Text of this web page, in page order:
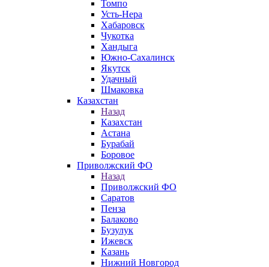
Томпо
Усть-Нера
Хабаровск
Чукотка
Хандыга
Южно-Сахалинск
Якутск
Удачный
Шмаковка
Казахстан
Назад
Казахстан
Астана
Бурабай
Боровое
Приволжский ФО
Назад
Приволжский ФО
Саратов
Пенза
Балаково
Бузулук
Ижевск
Казань
Нижний Новгород